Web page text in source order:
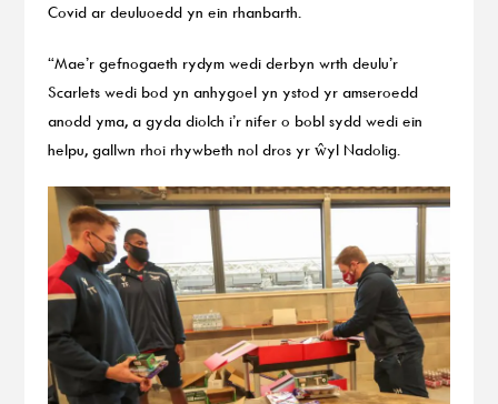
Covid ar deuluoedd yn ein rhanbarth.
“Mae’r gefnogaeth rydym wedi derbyn wrth deulu’r
Scarlets wedi bod yn anhygoel yn ystod yr amseroedd
anodd yma, a gyda diolch i’r nifer o bobl sydd wedi ein
helpu, gallwn rhoi rhywbeth nol dros yr ŵyl Nadolig.